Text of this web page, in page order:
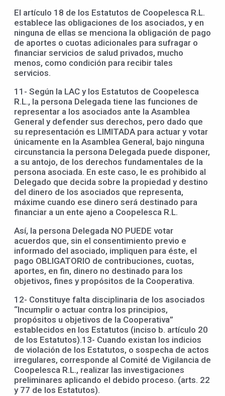
El artículo 18 de los Estatutos de Coopelesca R.L.
establece las obligaciones de los asociados, y en
ninguna de ellas se menciona la obligación de pago
de aportes o cuotas adicionales para sufragar o
financiar servicios de salud privados, mucho
menos, como condición para recibir tales
servicios.
11- Según la LAC y los Estatutos de Coopelesca
R.L., la persona Delegada tiene las funciones de
representar a los asociados ante la Asamblea
General y defender sus derechos, pero dado que
su representación es LIMITADA para actuar y votar
únicamente en la Asamblea General, bajo ninguna
circunstancia la persona Delegada puede disponer,
a su antojo, de los derechos fundamentales de la
persona asociada. En este caso, le es prohibido al
Delegado que decida sobre la propiedad y destino
del dinero de los asociados que representa,
máxime cuando ese dinero será destinado para
financiar a un ente ajeno a Coopelesca R.L.
Así, la persona Delegada NO PUEDE votar
acuerdos que, sin el consentimiento previo e
informado del asociado, impliquen para éste, el
pago OBLIGATORIO de contribuciones, cuotas,
aportes, en fin, dinero no destinado para los
objetivos, fines y propósitos de la Cooperativa.
12- Constituye falta disciplinaria de los asociados
“Incumplir o actuar contra los principios,
propósitos u objetivos de la Cooperativa”
establecidos en los Estatutos (inciso b. artículo 20
de los Estatutos).13- Cuando existan los indicios
de violación de los Estatutos, o sospecha de actos
irregulares, corresponde al Comité de Vigilancia de
Coopelesca R.L., realizar las investigaciones
preliminares aplicando el debido proceso. (arts. 22
y 77 de los Estatutos).